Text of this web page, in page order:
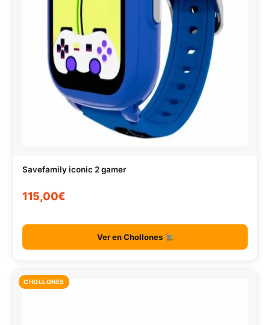
Savefamily iconic 2 gamer
115,00€
Ver en Chollones
CHOLLONES